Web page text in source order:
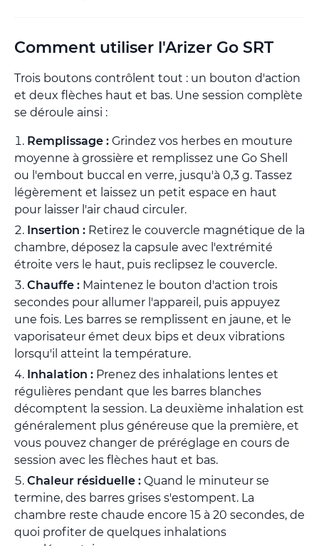
Comment utiliser l'Arizer Go SRT
Trois boutons contrôlent tout : un bouton d'action
et deux flèches haut et bas. Une session complète
se déroule ainsi :
Remplissage : Grindez vos herbes en mouture
moyenne à grossière et remplissez une Go Shell
ou l'embout buccal en verre, jusqu'à 0,3 g. Tassez
légèrement et laissez un petit espace en haut
pour laisser l'air chaud circuler.
Insertion : Retirez le couvercle magnétique de la
chambre, déposez la capsule avec l'extrémité
étroite vers le haut, puis reclipsez le couvercle.
Chauffe : Maintenez le bouton d'action trois
secondes pour allumer l'appareil, puis appuyez
une fois. Les barres se remplissent en jaune, et le
vaporisateur émet deux bips et deux vibrations
lorsqu'il atteint la température.
Inhalation : Prenez des inhalations lentes et
régulières pendant que les barres blanches
décomptent la session. La deuxième inhalation est
généralement plus généreuse que la première, et
vous pouvez changer de préréglage en cours de
session avec les flèches haut et bas.
Chaleur résiduelle : Quand le minuteur se
termine, des barres grises s'estompent. La
chambre reste chaude encore 15 à 20 secondes, de
quoi profiter de quelques inhalations